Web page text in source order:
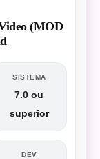
(MOD
SISTEMA
7.0 ou
superior
DEV